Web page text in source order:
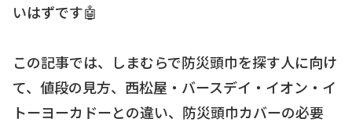
いはずです🤖
この記事では、しまむらで防災頭巾を探す人に向け
て、値段の見方、西松屋・バースデイ・イオン・イ
トーヨーカドーとの違い、防災頭巾カバーの必要